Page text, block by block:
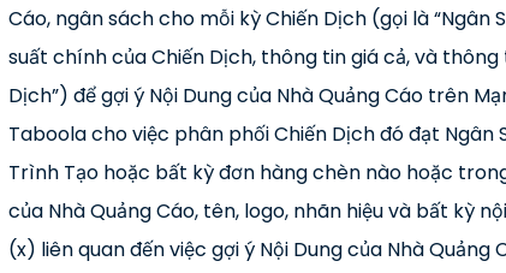
Cáo, ngân sách cho mỗi kỳ Chiến Dịch (gọi là “Ngân
suất chính của Chiến Dịch, thông tin giá cả, và
Dịch”) để gợi ý Nội Dung của Nhà Quảng Cáo trên
Taboola cho việc phân phối Chiến Dịch đó đạt
Trình Tạo hoặc bất kỳ đơn hàng chèn nào hoặc
của Nhà Quảng Cáo, tên, logo, nhãn hiệu và bất kỳ
(x) liên quan đến việc gợi ý Nội Dung của Nhà